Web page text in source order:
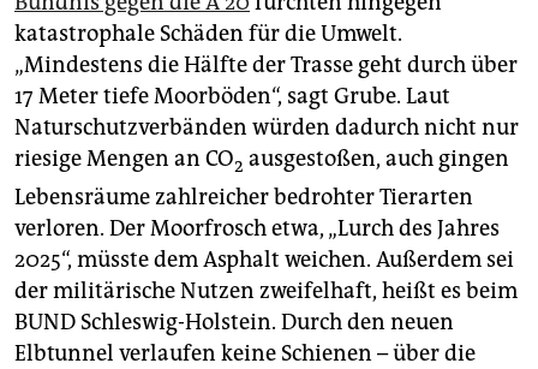
katastrophale Schäden für die Umwelt.
„Mindestens die Hälfte der Trasse geht durch über
17 Meter tiefe Moorböden“, sagt Grube. Laut
Naturschutzverbänden würden dadurch nicht nur
riesige Mengen an CO2 ausgestoßen, auch gingen
Lebensräume zahlreicher bedrohter Tierarten
verloren. Der Moorfrosch etwa, „Lurch des Jahres
2025“, müsste dem Asphalt weichen. Außerdem sei
der militärische Nutzen zweifelhaft, heißt es beim
BUND Schleswig-Holstein. Durch den neuen
Elbtunnel verlaufen keine Schienen – über die